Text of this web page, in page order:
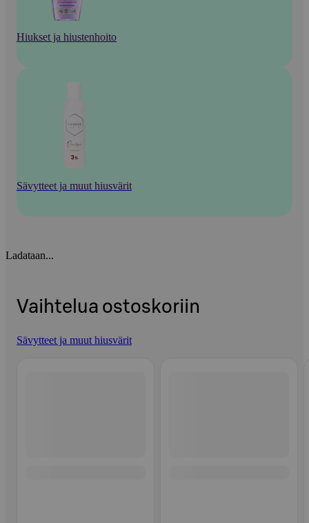
Hiukset ja hiustenhoito
Sävytteet ja muut hiusvärit
Ladataan...
Vaihtelua ostoskoriin
Sävytteet ja muut hiusvärit